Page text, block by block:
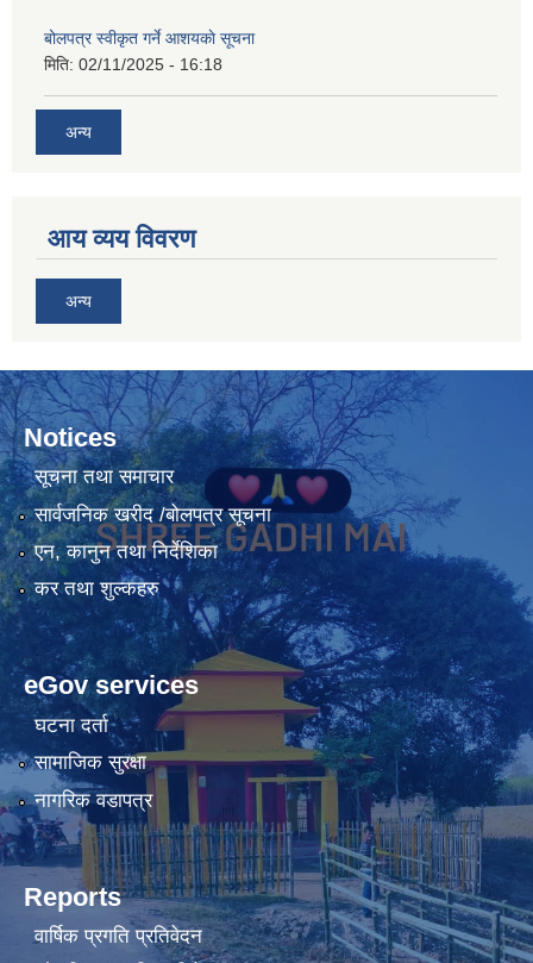
बोलपत्र स्वीकृत गर्ने आशयकाे सूचना
मिति: 02/11/2025 - 16:18
अन्य
आय व्यय विवरण
अन्य
Notices
सूचना तथा समाचार
सार्वजनिक खरीद /बोलपत्र सूचना
एन, कानुन तथा निर्देशिका
कर तथा शुल्कहरु
eGov services
घटना दर्ता
सामाजिक सुरक्षा
नागरिक वडापत्र
Reports
वार्षिक प्रगति प्रतिवेदन